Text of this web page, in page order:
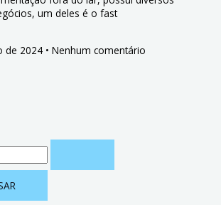
um deles é o fast
de 2024
Nenhum comentário